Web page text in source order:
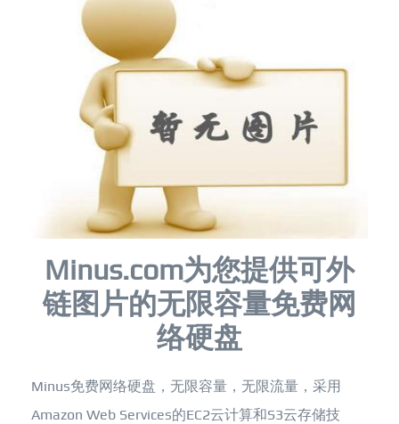
Minus.com为您提供可外
链图片的无限容量免费网
络硬盘
Minus免费网络硬盘，无限容量，无限流量，采用
Amazon Web Services的EC2云计算和S3云存储技